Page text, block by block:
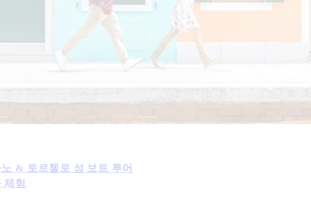
& 토르첼로 섬 보트 투어
체험